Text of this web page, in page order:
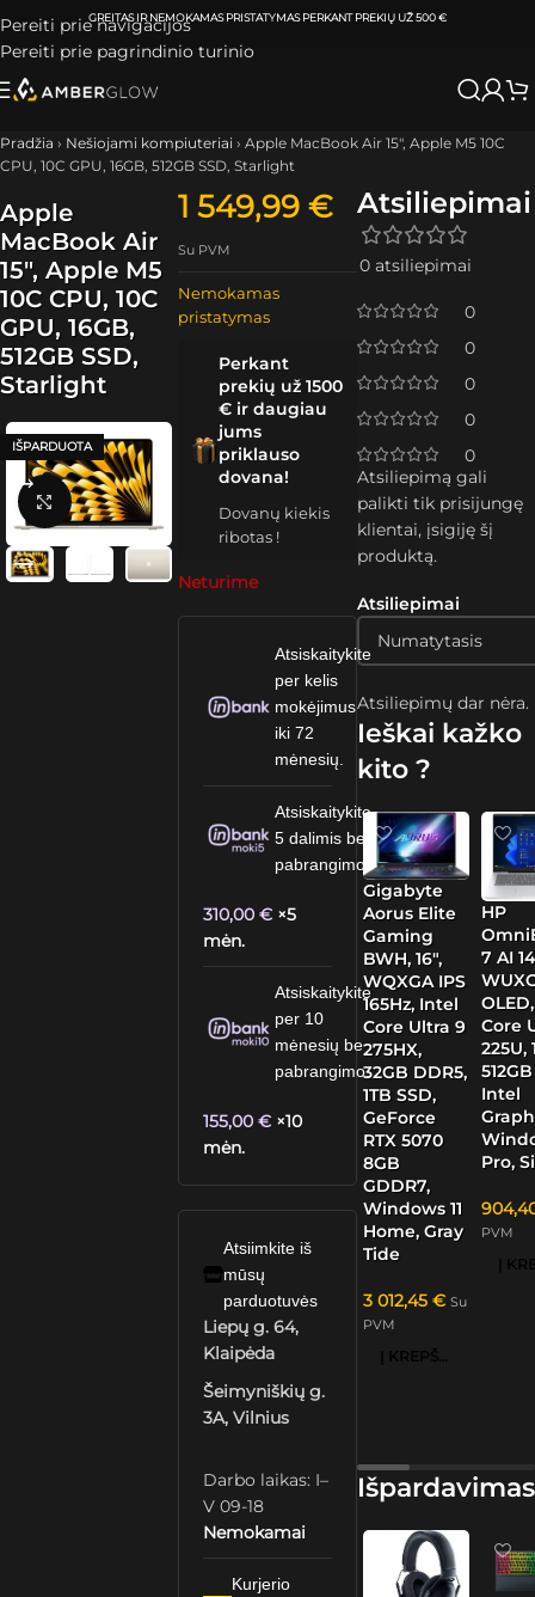
Pereiti prie navigacijos
Pereiti prie pagrindinio turinio
ATSIIMKITE UŽSAKYMĄKLAIPĖDOJE IR VILNIUJEPER0-3 DARBO DIENAS.
Pradžia › Nešiojami kompiuteriai › Apple MacBook Air 15″, Apple M5 10C
CPU, 10C GPU, 16GB, 512GB SSD, Starlight
Apple
MacBook Air
15″, Apple M5
10C CPU, 10C
GPU, 16GB,
512GB SSD,
Starlight
IŠPARDUOTA
Spustelėkite, kad padidintumėte
1 549,99€
Su PVM
Nemokamas
pristatymas
Perkant
prekių už 1500
€ ir daugiau
jums
priklauso
dovana!
Dovanų kiekis
ribotas !
Neturime
Atsiskaitykite
per kelis
mokėjimus
iki 72
mėnesių.
Atsiskaitykite
5 dalimis be
pabrangimo.
310,00€ ×5
mėn.
Atsiskaitykite
per 10
mėnesių be
pabrangimo.
155,00€ ×10
mėn.
Atsiimkite iš
mūsų
parduotuvės
Liepų g. 64,
Klaipėda
Šeimyniškių g.
3A, Vilnius
Darbo laikas: I–
V 09-18
Nemokamai
Kurjerio
Atsiliepimai
0 atsiliepimai
0
0
0
0
0
Atsiliepimai
Atsiliepimų dar nėra.
Atsiliepimą gali
palikti tik prisijungę
klientai, įsigiję šį
produktą.
Ieškai kažko
kito ?
Gigabyte
Aorus Elite
Gaming
BWH, 16″,
WQXGA IPS
165Hz, Intel
Core Ultra 9
275HX,
32GB DDR5,
1TB SSD,
GeForce
RTX 5070
8GB
GDDR7,
Windows 11
Home, Gray
Tide
3 012,45 € Su
PVM
Į KREPŠELĮ
HP
7 AI
Core
225U,
Intel
Pro,
PVM
Išpardavimas